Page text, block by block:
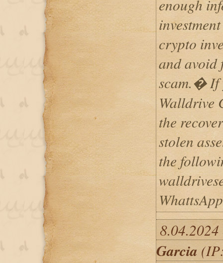
enough
crypto
and avoid
scam.� If
Walldrive
the
stolen
the
Garcia